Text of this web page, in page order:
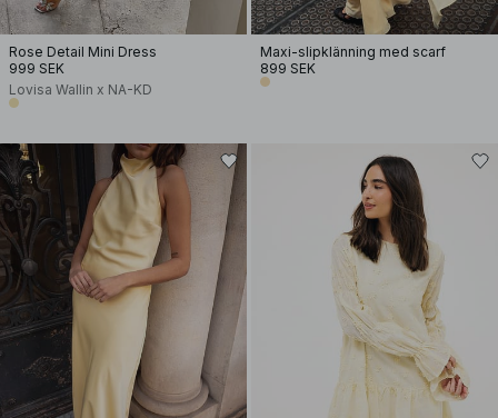
Rose Detail Mini Dress
999 SEK
Lovisa Wallin x NA-KD
Maxi-slipklänning med scarf
899 SEK